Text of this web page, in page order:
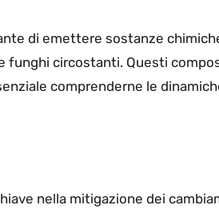
di emettere sostanze
funghi circostanti. Questi
comprenderne le
nella mitigazione dei